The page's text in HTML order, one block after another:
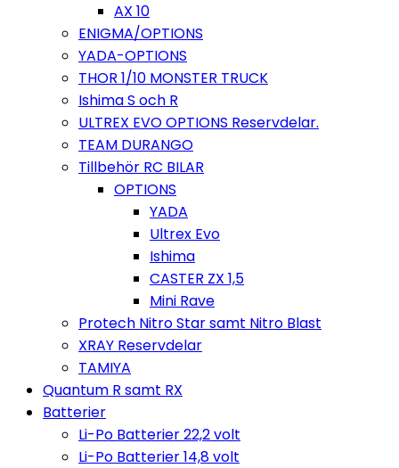
AX 10
ENIGMA/OPTIONS
YADA-OPTIONS
THOR 1/10 MONSTER TRUCK
Ishima S och R
ULTREX EVO OPTIONS Reservdelar.
TEAM DURANGO
Tillbehör RC BILAR
OPTIONS
YADA
Ultrex Evo
Ishima
CASTER ZX 1,5
Mini Rave
Protech Nitro Star samt Nitro Blast
XRAY Reservdelar
TAMIYA
Quantum R samt RX
Batterier
Li-Po Batterier 22,2 volt
Li-Po Batterier 14,8 volt